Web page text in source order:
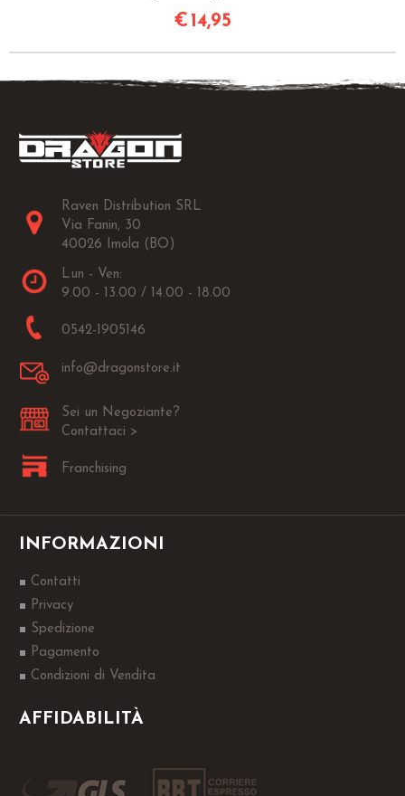
€ 14,95
Raven Distribution SRL
Via Fanin, 30
40026 Imola (BO)
Lun - Ven:
9.00 - 13.00 / 14.00 - 18.00
0542-1905146
info@dragonstore.it
Sei un Negoziante?
Contattaci >
Franchising
INFORMAZIONI
Contatti
Privacy
Spedizione
Pagamento
Condizioni di Vendita
AFFIDABILITÀ